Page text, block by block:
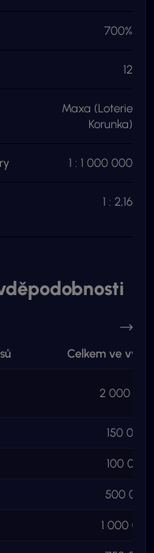
700%
12
Maxa (Loterie
Korunka)
1 : 1 000 000
1 : 2,16
Celkem ve
2 000
150 000
100 000
500 000
1 000